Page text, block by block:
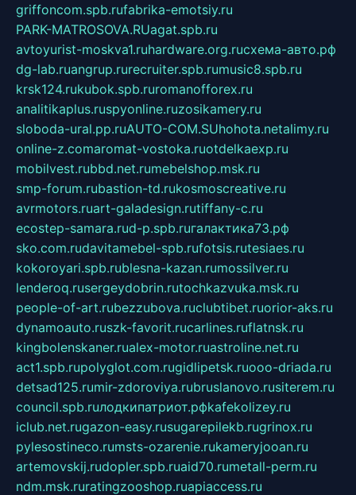
griffoncom.spb.rufabrika-emotsiy.ru
PARK-MATROSOVA.RUagat.spb.ru
avtoyurist-moskva1.ruhardware.org.ruсхема-авто.рф
dg-lab.ruangrup.rurecruiter.spb.rumusic8.spb.ru
krsk124.rukubok.spb.ruromanofforex.ru
analitikaplus.ruspyonline.ruzosikamery.ru
sloboda-ural.pp.ruAUTO-COM.SUhohota.netalimy.ru
online-z.comaromat-vostoka.ruotdelkaexp.ru
mobilvest.rubbd.net.rumebelshop.msk.ru
smp-forum.rubastion-td.rukosmoscreative.ru
avrmotors.ruart-galadesign.rutiffany-c.ru
ecostep-samara.rud-p.spb.ruгалактика73.рф
sko.com.rudavitamebel-spb.rufotsis.rutesiaes.ru
kokoroyari.spb.rublesna-kazan.rumossilver.ru
lenderoq.rusergeydobrin.rutochkazvuka.msk.ru
people-of-art.rubezzubova.ruclubtibet.ruorior-aks.ru
dynamoauto.ruszk-favorit.rucarlines.ruflatnsk.ru
kingbolenskaner.rualex-motor.ruastroline.net.ru
act1.spb.rupolyglot.com.rugidlipetsk.ruooo-driada.ru
detsad125.rumir-zdoroviya.rubruslanovo.rusiterem.ru
council.spb.ruлодкипатриот.рфkafekolizey.ru
iclub.net.rugazon-easy.rusugarepilekb.rugrinox.ru
pylesostineco.rumsts-ozarenie.rukameryjooan.ru
artemovskij.rudopler.spb.ruaid70.rumetall-perm.ru
ndm.msk.ruratingzooshop.ruapiaccess.ru